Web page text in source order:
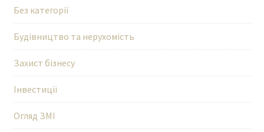
Без категорії
Будівництво та нерухомість
Захист бізнесу
Інвестиції
Огляд ЗМІ